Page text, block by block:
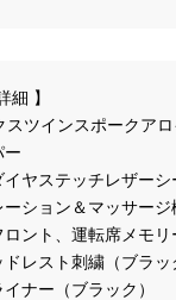
】
スツインスポークア
ー
ヤステッチレザーシ
レーション＆マ
レスト刺繍（ブラッ
イナー（ブラッ